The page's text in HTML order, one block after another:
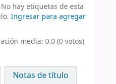
No hay etiquetas de esta
Ingresar para agregar
media: 0.0 (0 votos)
Notas de título